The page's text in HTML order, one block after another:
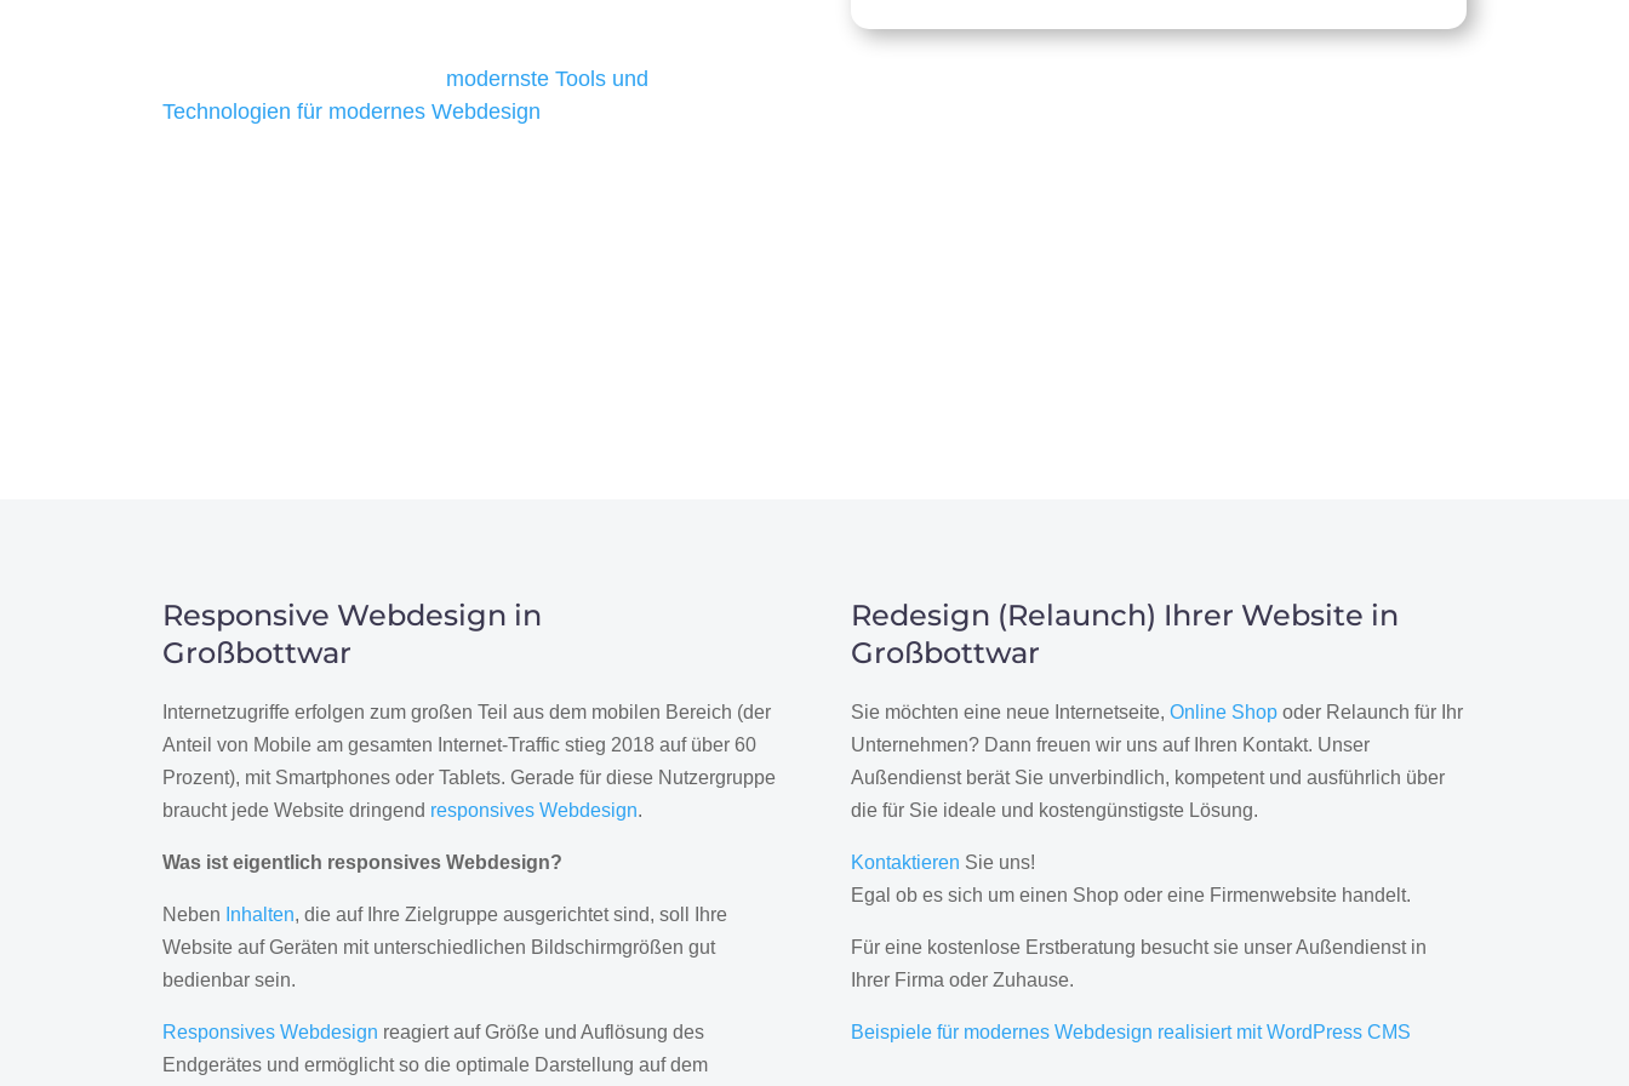
modernste Tools und
Technologien für modernes Webdesign
Responsive Webdesign in
Großbottwar
Internetzugriffe erfolgen zum großen Teil aus dem mobilen Bereich (der
Anteil von Mobile am gesamten Internet-Traffic stieg 2018 auf über 60
Prozent), mit Smartphones oder Tablets. Gerade für diese Nutzergruppe
braucht jede Website dringend responsives Webdesign.
Was ist eigentlich responsives Webdesign?
Neben Inhalten, die auf Ihre Zielgruppe ausgerichtet sind, soll Ihre
Website auf Geräten mit unterschiedlichen Bildschirmgrößen gut
bedienbar sein.
Responsives Webdesign reagiert auf Größe und Auflösung des
Endgerätes und ermöglicht so die optimale Darstellung auf dem
Redesign (Relaunch) Ihrer Website in
Großbottwar
Sie möchten eine neue Internetseite, Online Shopoder Relaunch für Ihr
Unternehmen? Dann freuen wir uns auf Ihren Kontakt. Unser
Außendienst berät Sie unverbindlich, kompetent und ausführlich über
die für Sie ideale und kostengünstigste Lösung.
Kontaktieren Sie uns!
Egal ob es sich um einen Shop oder eine Firmenwebsite handelt.
Für eine kostenlose Erstberatung besucht sie unser Außendienst in
Ihrer Firma oder Zuhause.
Beispiele für modernes Webdesign realisiert mit WordPress CMS